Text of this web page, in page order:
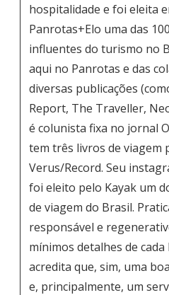
hospitalidade e foi eleita
Panrotas+Elo uma das
influentes do turismo no
aqui no Panrotas e das
diversas publicações
Report, The Traveller,
é colunista fixa no jornal
tem três livros de viagem
Verus/Record. Seu
foi eleito pelo Kayak um
de viagem do Brasil.
responsável e
mínimos detalhes de
acredita que, sim, uma
e, principalmente, um